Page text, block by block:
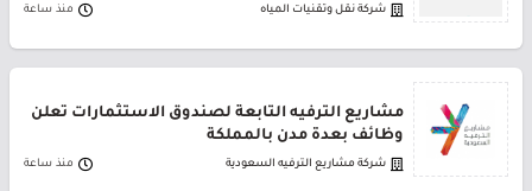
شركة نقل وتقنيات المياه منذ ساعة
مشاريع الترفيه التابعة لصندوق الاستثمارات تعلن
وظائف بعدة مدن بالمملكة
شركة مشاريع الترفيه السعودية منذ ساعة